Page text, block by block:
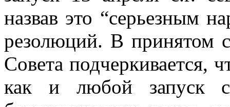
назвав это “серьезным
резолюций. В принятом
Совета подчеркивается,
как и любой запуск с